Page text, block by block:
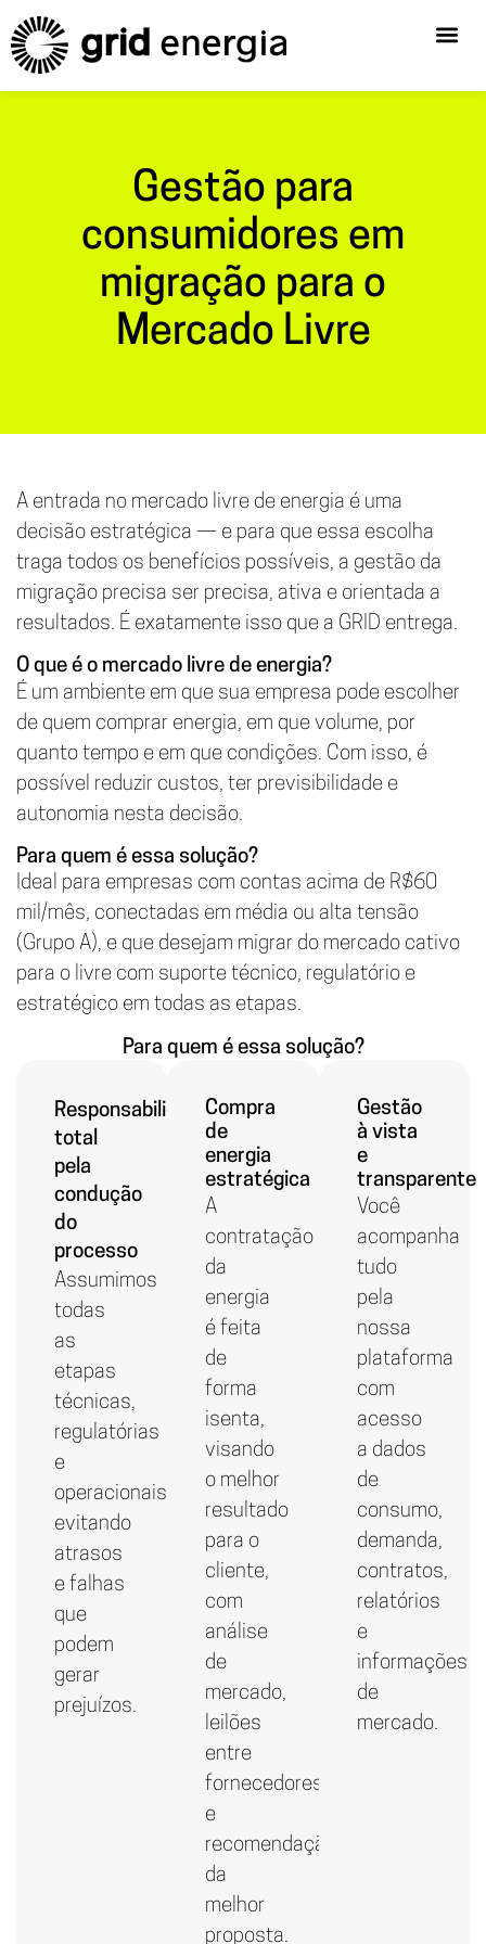
Gestão para
consumidores em
migração para o
Mercado Livre
A entrada no mercado livre de energia é uma
decisão estratégica — e para que essa escolha
traga todos os benefícios possíveis, a gestão da
migração precisa ser precisa, ativa e orientada a
resultados. É exatamente isso que a GRID entrega.
O que é o mercado livre de energia?
É um ambiente em que sua empresa pode escolher
de quem comprar energia, em que volume, por
quanto tempo e em que condições. Com isso, é
possível reduzir custos, ter previsibilidade e
autonomia nesta decisão.
Para quem é essa solução?
Ideal para empresas com contas acima de R$60
mil/mês, conectadas em média ou alta tensão
(Grupo A), e que desejam migrar do mercado cativo
para o livre com suporte técnico, regulatório e
estratégico em todas as etapas.
Para quem é essa solução?
Responsabilidade
total
pela
condução
do
processo
Assumimos
todas
as
etapas
técnicas,
regulatórias
e
operacionais,
evitando
atrasos
e falhas
que
podem
gerar
prejuízos.
Compra
de
energia
estratégica
A
contratação
da
energia
é feita
de
forma
isenta,
visando
o melhor
resultado
para o
cliente,
com
análise
de
mercado,
leilões
entre
fornecedores
e
recomendação
da
melhor
proposta.
Gestão
à vista
e
transparente
Você
acompanha
tudo
pela
nossa
plataforma
com
acesso
a dados
de
consumo,
demanda,
contratos,
relatórios
e
informações
de
mercado.